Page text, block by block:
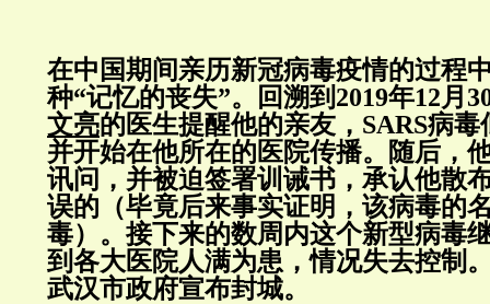
在中国期间亲历新冠病毒疫情的过程
种“记忆的丧失”。回溯到2019年12月
文亮的医生提醒他的亲友，SARS病
并开始在他所在的医院传播。随后，
讯问，并被迫签署训诫书，承认他散
误的（毕竟后来事实证明，该病毒的
毒）。接下来的数周内这个新型病毒
到各大医院人满为患，情况失去控制
武汉市政府宣布封城。